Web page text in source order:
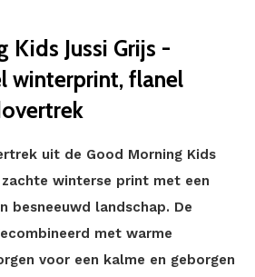
Kids Jussi Grijs -
winterprint, flanel
uit de Good Morning Kids
winterse print met een
besneeuwd landschap. De
met warme
voor een kalme en geborgen